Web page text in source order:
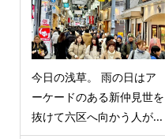
今日の浅草。 雨の日はア
ーケードのある新仲見世を
抜けて六区へ向かう人が...